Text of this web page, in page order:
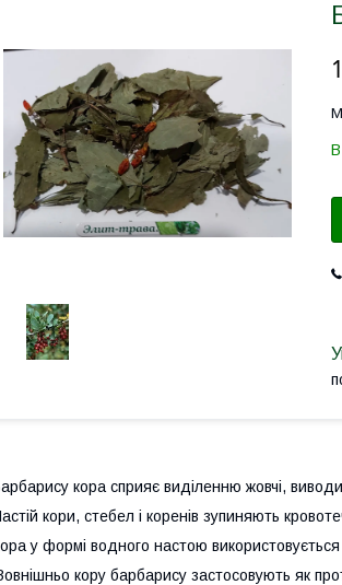
В
кора сприяє виділенню жовчі,
кори, стебел і коренів зупиняють
у формі водного настою
кору барбарису застосовують як